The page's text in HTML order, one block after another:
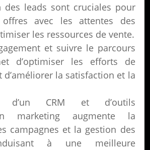
des leads sont cruciales pour
avec les attentes des
les ressources de vente.
et suivre le parcours
d’optimiser les efforts de
d’améliorer la satisfaction et la
d’un CRM et d’outils
marketing augmente la
campagnes et la gestion des
à une meilleure